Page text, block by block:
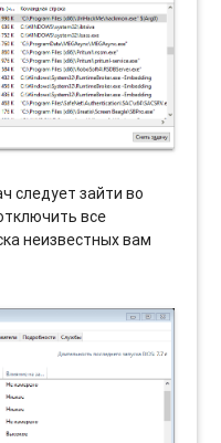
следует зайти во
все
неизвестных вам